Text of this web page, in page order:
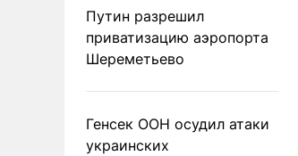
Путин разрешил
приватизацию аэропорта
Шереметьево
Генсек ООН осудил атаки
украинских